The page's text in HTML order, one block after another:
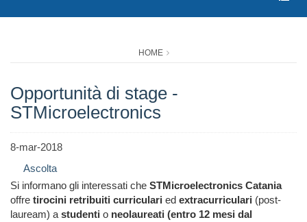
HOME
Opportunità di stage -
STMicroelectronics
8-mar-2018
Ascolta
Si informano gli interessati che STMicroelectronics Catania
offre tirocini retribuiti curriculari ed extracurriculari (post-
lauream) astudenti o neolaureati (entro 12 mesi dal